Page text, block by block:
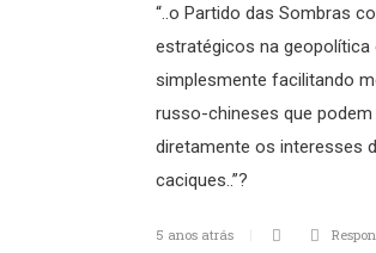
“..o Partido das Sombras
estratégicos na geopolítica
simplesmente facilitando
russo-chineses que
diretamente os interesses
caciques..”?
5 anos atrás